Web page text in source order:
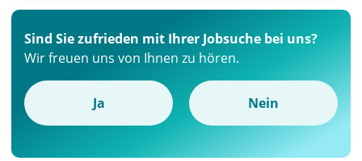
Sind Sie zufrieden mit Ihrer Jobsuche bei uns?
Wir freuen uns von Ihnen zu hören.
Ja Nein